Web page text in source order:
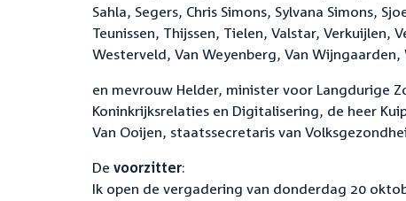
Sahla, Segers, Chris Simons, Sylvana Simons,
Teunissen, Thijssen, Tielen, Valstar, Verkuijlen,
Westerveld, Van Weyenberg, Van
en mevrouw Helder, minister voor Langdurige
Koninkrijksrelaties en Digitalisering, de heer
Van Ooijen, staatssecretaris van
De voorzitter:
Ik open de vergadering van donderdag 20